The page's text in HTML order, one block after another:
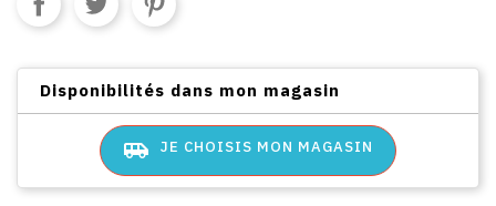
Disponibilités dans mon magasin
airport_shuttle JE CHOISIS MON MAGASIN